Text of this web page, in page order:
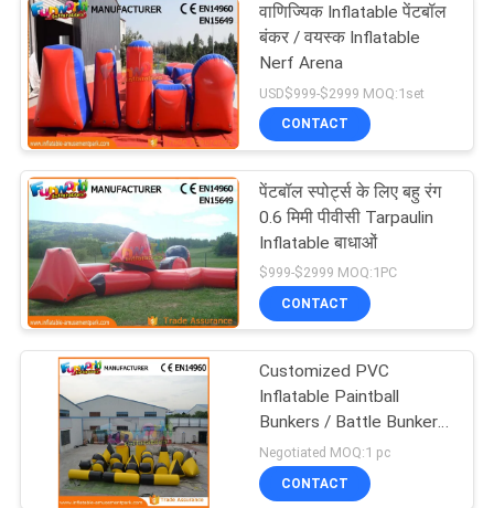
Inflatables बाधा
पाठ्यक्रम
ज़ोंबी बॉल
वाणिज्यिक Inflatable पेंटबॉल
बंकर / वयस्क Inflatable
Nerf Arena
USD$999-$2999 MOQ:1set
CONTACT
पेंटबॉल स्पोर्ट्स के लिए बहु रंग
0.6 मिमी पीवीसी Tarpaulin
Inflatable बाधाओं
$999-$2999 MOQ:1PC
CONTACT
Customized PVC
Inflatable Paintball
Bunkers / Battle Bunker
Sport Games Equipment
Negotiated MOQ:1 pc
CONTACT